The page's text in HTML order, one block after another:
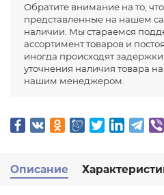
Обратите внимание на то, что
представленные на нашем
наличии. Мы стараемся
ассортимент товаров и
иногда происходят задержки
уточнения наличия товара
нашим менеджером.
Описание